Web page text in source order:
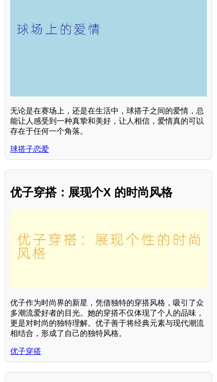
无论是在赛场上，还是在生活中，球搭子之间的爱情，总
能让人感受到一种真挚和美好，让人相信，爱情真的可以
存在于任何一个角落。
球搭子恋爱
优子穿搭：展现个X 的时尚风格
优子作为时尚界的新星，凭借独特的穿搭风格，吸引了众
多潮流爱好者的目光。她的穿搭不仅体现了个人的品味，
更是对时尚的独特理解。优子善于将经典元素与现代潮流
相结合，形成了自己的独特风格。
优子穿搭